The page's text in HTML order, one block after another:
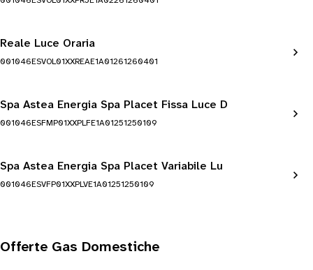
Reale Luce Oraria
001046ESVOL01XXREAE1A01261260401
Spa Astea Energia Spa Placet Fissa Luce D
001046ESFMP01XXPLFE1A01251250109
Spa Astea Energia Spa Placet Variabile Lu
001046ESVFP01XXPLVE1A01251250109
Offerte Gas Domestiche